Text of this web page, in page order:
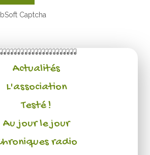
Captcha
Actualités
L'association
Testé !
Au jour le jour
radio